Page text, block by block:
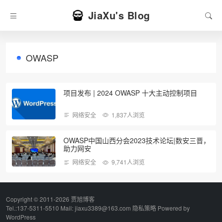
JiaXu's Blog
OWASP
项目发布 | 2024 OWASP 十大主动控制项目
网络安全 1,837人浏览
OWASP中国山西分会2023技术论坛|数安三晋，
助力网安
网络安全 9,741人浏览
Copyright © 2011-2026 贾旭博客
Tel.:137-5311-5510 Mail: jiaxu3389@163.com 隐私策略 Powered by
WordPress